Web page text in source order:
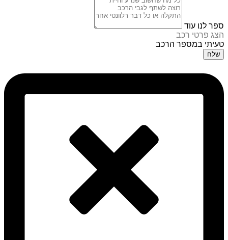
ספר לנו עוד
הצג פרטי רכב
טעיתי במספר הרכב
שלח